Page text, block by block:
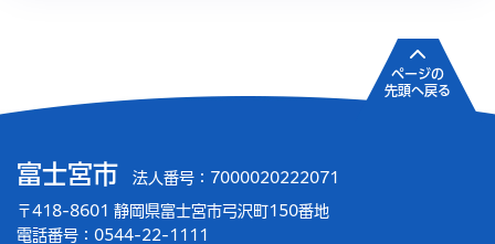
富士宮市 法人番号：7000020222071
〒418-8601 静岡県富士宮市弓沢町150番地
電話番号：0544-22-1111
ページの
先頭へ戻る